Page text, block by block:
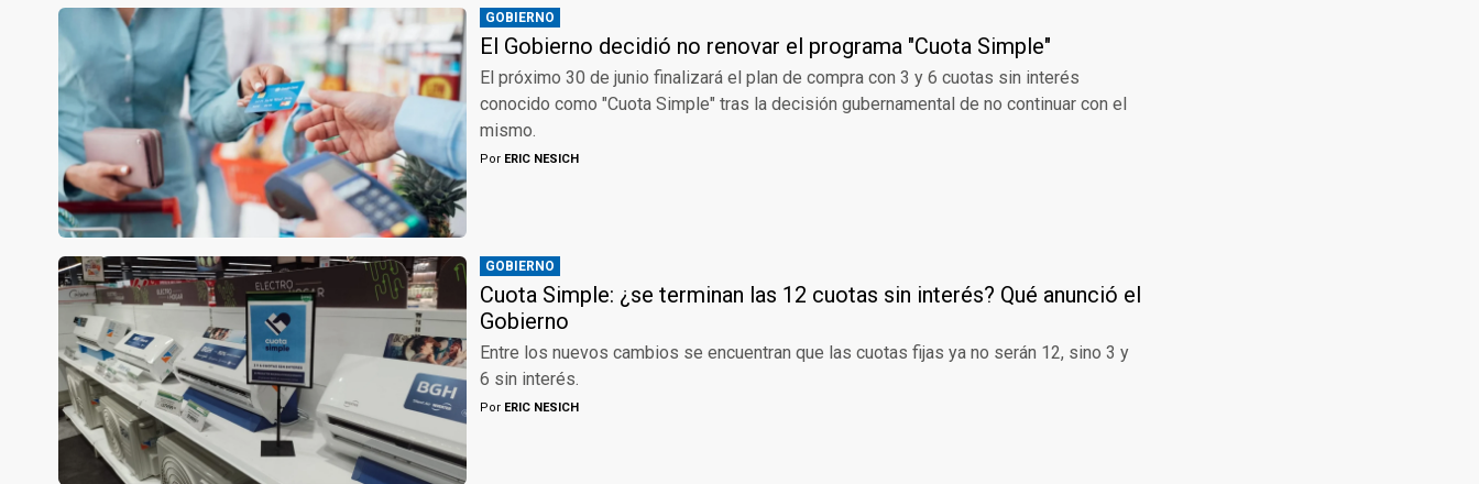
GOBIERNO
El Gobierno decidió no renovar el programa "Cuota Simple"
El próximo 30 de junio finalizará el plan de compra con 3 y 6 cuotas sin interés
conocido como "Cuota Simple" tras la decisión gubernamental de no continuar con el
mismo.
Por ERIC NESICH
GOBIERNO
Cuota Simple: ¿se terminan las 12 cuotas sin interés? Qué anunció el
Gobierno
Entre los nuevos cambios se encuentran que las cuotas fijas ya no serán 12, sino 3 y
6 sin interés.
Por ERIC NESICH